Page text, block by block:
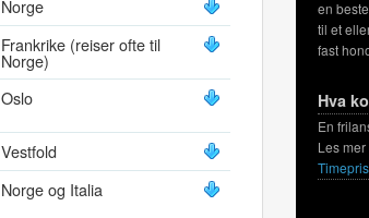
Norge
Frankrike (reiser ofte til
Norge)
Oslo
Vestfold
Norge og Italia
en
til et
fast
Hva
En
Les mer
Timepris